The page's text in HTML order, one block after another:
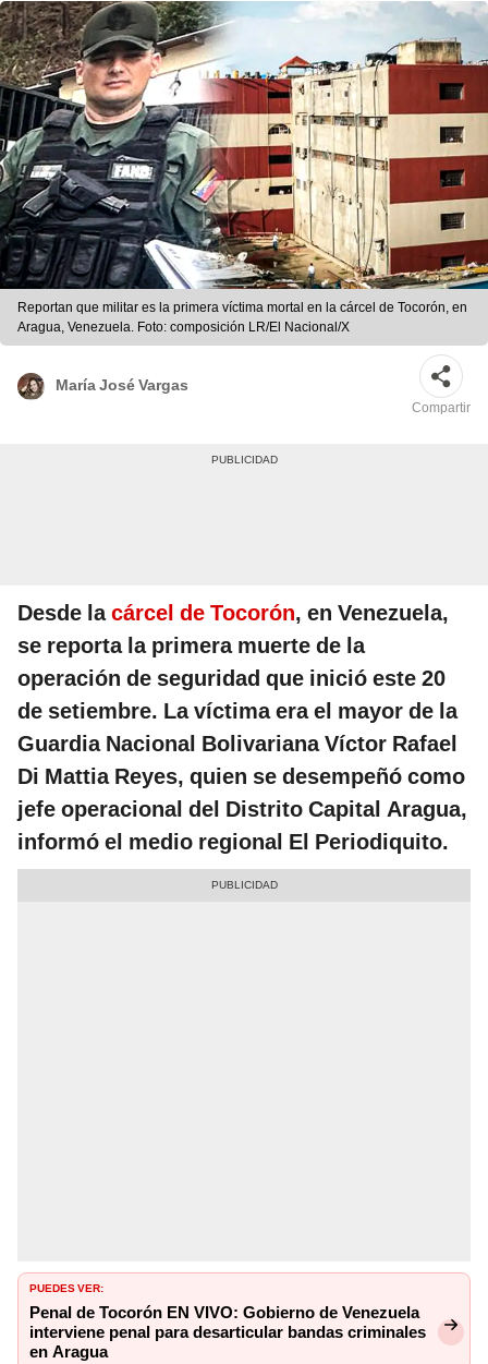
Reportan que militar es la primera víctima mortal en la cárcel de Tocorón, en
Aragua, Venezuela. Foto: composición LR/El Nacional/X
María José Vargas
Compartir
Desde lacárcel de Tocorón, en Venezuela,
se reporta la primera muerte de la
operación de seguridad que inició este 20
de setiembre. La víctima era el mayor de la
Guardia Nacional Bolivariana Víctor Rafael
Di Mattia Reyes, quien se desempeñó como
jefe operacional del Distrito Capital Aragua,
informó el medio regional El Periodiquito.
PUEDES VER:
Penal de Tocorón EN VIVO: Gobierno de Venezuela
interviene penal para desarticular bandas criminales
en Aragua